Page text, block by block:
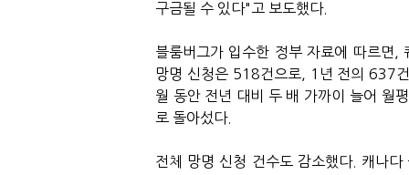
구금될 수 있다"고 보도했다.
블룸버그가 입수한 정부 자료에 따르면,
망명 신청은 518건으로, 1년 전의 637
월 동안 전년 대비 두 배 가까이 늘어 월
로 돌아섰다.
전체 망명 신청 건수도 감소했다. 캐나